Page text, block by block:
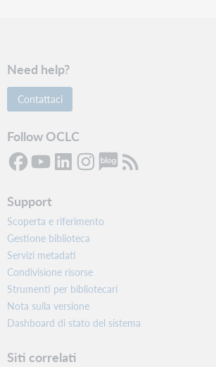
Need help?
Contattaci
Follow OCLC
Support
Scoperta e riferimento
Gestione biblioteca
Servizi metadati
Condivisione risorse
Strumenti per bibliotecari
Nota sulla versione
Dashboard di stato del sistema
Siti correlati